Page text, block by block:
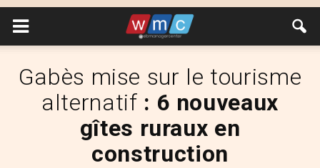
Gabès mise sur le tourisme
alternatif : 6 nouveaux
gîtes ruraux en
construction